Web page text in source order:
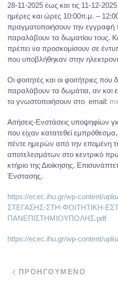
28-11-2025 έως και τις 11-12-
ημέρες και ώρες 10:00π.μ. –
πραγματοποιήσουν την εγγραφή
παραλάβουν τα δωματίου τους.
πρέπει να προσκομίσουν σε
που υποβλήθηκαν στην
Οι φοιτητές και οι φοιτήτριες
παραλάβουν τα δωμάτια, αν και
το γνωστοποιήσουν στο email:
Αιτήσεις-Ενστάσεις υποψηφίων
που είχαν κατατεθεί
πέντε ημερών από την επομένη
αποτελεσμάτων στο κεντρικό
κτήριο της Διοίκησης.
Ένστασης.
https://ecec.ihu.gr/wp-content/
ΣΤΕΓΑΣΗΣ-ΣΤΗ-ΦΟΙΤΗΤΙΚΗ-
ΠΑΝΕΠΙΣΤΗΜΙΟΥΠΟΛΗΣ.pdf
https://ecec.ihu.gr/wp-content/
ΠΡΟΗΓΟΥΜΕΝΟ